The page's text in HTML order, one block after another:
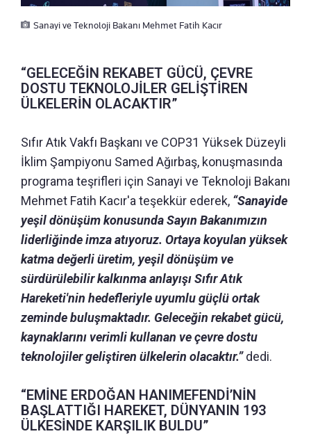
Sanayi ve Teknoloji Bakanı Mehmet Fatih Kacır
“GELECEĞİN REKABET GÜCÜ, ÇEVRE
DOSTU TEKNOLOJİLER GELİŞTİREN
ÜLKELERİN OLACAKTIR”
Sıfır Atık Vakfı Başkanı ve COP31 Yüksek Düzeyli
İklim Şampiyonu Samed Ağırbaş, konuşmasında
programa teşrifleri için Sanayi ve Teknoloji Bakanı
Mehmet Fatih Kacır'a teşekkür ederek, “Sanayide
yeşil dönüşüm konusunda Sayın Bakanımızın
liderliğinde imza atıyoruz. Ortaya koyulan yüksek
katma değerli üretim, yeşil dönüşüm ve
sürdürülebilir kalkınma anlayışı Sıfır Atık
Hareketi'nin hedefleriyle uyumlu güçlü ortak
zeminde buluşmaktadır. Geleceğin rekabet gücü,
kaynaklarını verimli kullanan ve çevre dostu
teknolojiler geliştiren ülkelerin olacaktır.”dedi.
“EMİNE ERDOĞAN HANIMEFENDİ’NİN
BAŞLATTIĞI HAREKET, DÜNYANIN 193
ÜLKESİNDE KARŞILIK BULDU”